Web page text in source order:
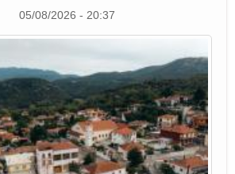
05/08/2026 - 20:37